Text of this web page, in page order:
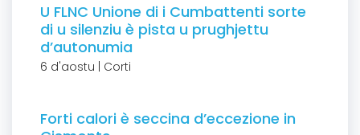
U FLNC Unione di i Cumbattenti sorte
di u silenziu è pista u prughjettu
d’autonumia
6 d'aostu | Corti
Forti calori è seccina d’eccezione in